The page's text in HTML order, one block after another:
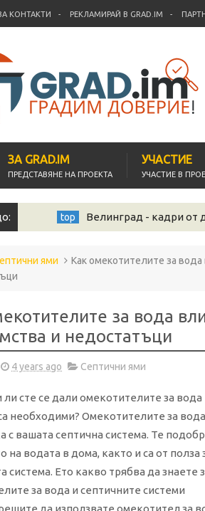
КОНТАКТИ РЕКЛАМИРАЙ В GRAD.IM
ЗА GRAD.IM
ПРЕДСТАВЯНЕ НА ПРОЕКТА
УЧАСТИЕ
УЧАСТИЕ В
top Велинград - кадри от
ями
Как омекотителите за
за вода
и недостатъци
4 years ago Септични ями
ли сте се дали омекотителите за вода
необходими? Омекотителите за
с вашата септична система. Те
на водата в дома, както и са от полза
система. Ето какво трябва да знаете
за вода и септичните системи
да използвате омекотител за